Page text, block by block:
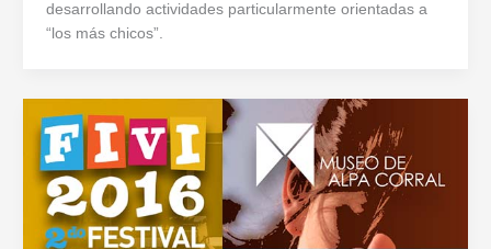
desarrollando actividades particularmente orientadas a
“los más chicos”.